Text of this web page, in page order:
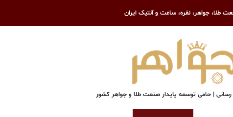
جواهر، نقره، ساعت و آنتیک ایران
رسانی | حامی توسعه پایدار صنعت طلا و جواهر کشور